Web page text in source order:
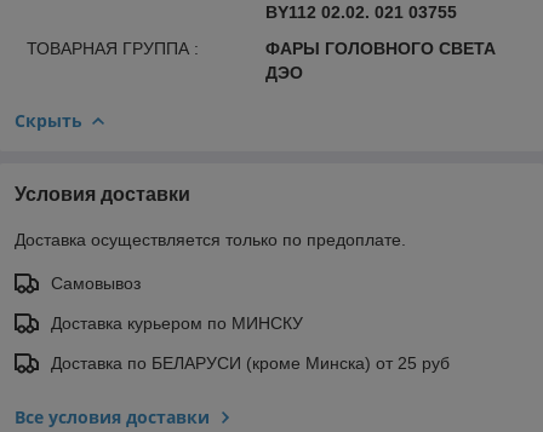
BY112 02.02. 021 03755
ТОВАРНАЯ ГРУППА :
ФАРЫ ГОЛОВНОГО СВЕТА
ДЭО
Скрыть
Условия доставки
Доставка осуществляется только по предоплате.
Самовывоз
Доставка курьером по МИНСКУ
Доставка по БЕЛАРУСИ (кроме Минска) от 25 руб
Все условия доставки